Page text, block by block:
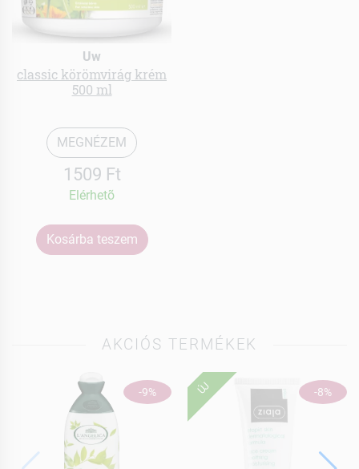
Uw
classic körömvirág krém
500 ml
MEGNÉZEM
1509 Ft
Elérhetõ
Kosárba teszem
AKCIÓS TERMÉKEK
-9% -8%
ÚJ